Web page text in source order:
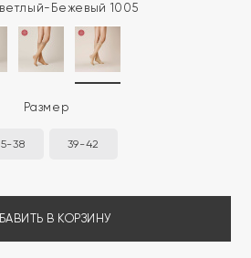
Бежевый 1005
Размер
38 39-42
В КОРЗИНУ